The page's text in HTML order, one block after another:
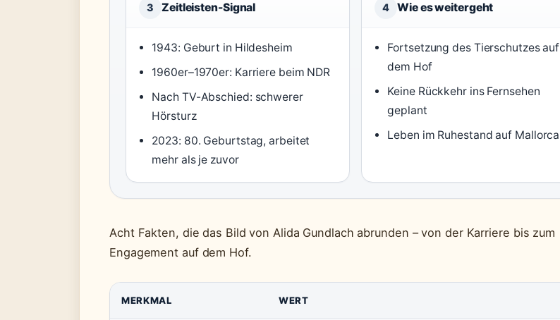
3 Zeitleisten-Signal
1943: Geburt in Hildesheim
1960er–1970er: Karriere beim NDR
Nach TV-Abschied: schwerer
Hörsturz
2023: 80. Geburtstag, arbeitet
mehr als je zuvor
4 Wie es weitergeht
Fortsetzung des Tierschutzes auf
dem Hof
Keine Rückkehr ins Fernsehen
geplant
Leben im Ruhestand auf Mallorca
Acht Fakten, die das Bild von Alida Gundlach abrunden – von der Karriere bis zum
Engagement auf dem Hof.
MERKMAL WERT